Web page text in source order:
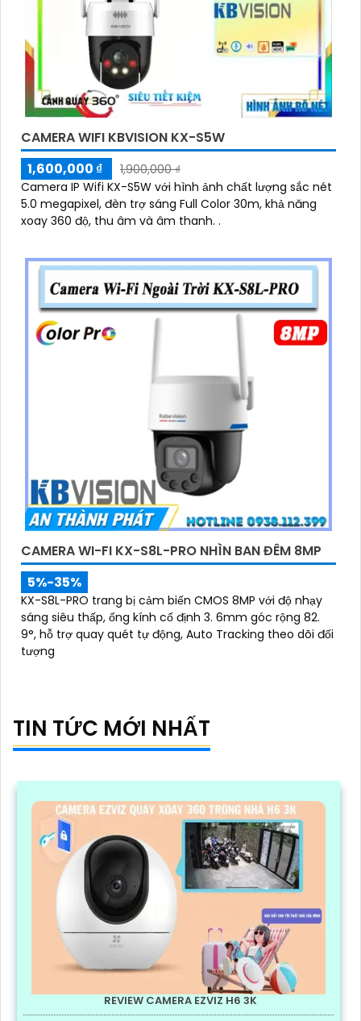
CAMERA WIFI KBVISION KX-S5W
1,600,000 ₫
1,900,000 ₫
Camera IP Wifi KX-S5W với hình ảnh chất lượng sắc nét
5.0 megapixel, đèn trợ sáng Full Color 30m, khả năng
xoay 360 độ, thu âm và âm thanh. .
CAMERA WI-FI KX-S8L-PRO NHÌN BAN ĐÊM 8MP
5%-35%
KX-S8L-PRO trang bị cảm biến CMOS 8MP với độ nhạy
sáng siêu thấp, ống kính cố định 3. 6mm góc rộng 82.
9°, hỗ trợ quay quét tự động, Auto Tracking theo dõi đối
tượng
TIN TỨC MỚI NHẤT
REVIEW CAMERA EZVIZ H6 3K